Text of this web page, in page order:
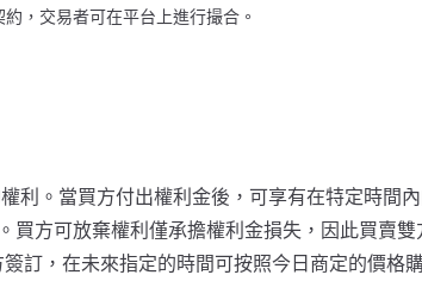
，交易者可在平台上進行撮合。
利。當買方付出權利金後，可享有在特定時間
買方可放棄權利僅承擔權利金損失，因此買賣雙
訂，在未來指定的時間可按照今日商定的價格